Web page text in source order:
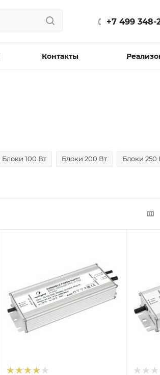
+7 499 348-
Контакты
Блоки 100 Вт Блоки 200 Вт Блоки 250